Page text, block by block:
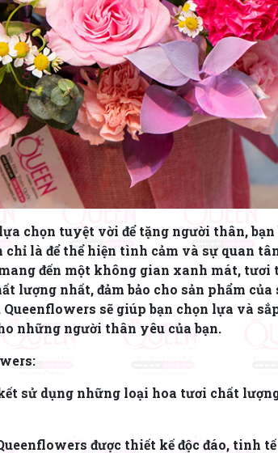
chọn tuyệt vời để tặng người thân,
là để thể hiện tình cảm và sự quan
đến một không gian xanh mát, tươi
lượng nhất, đảm bảo cho sản phẩm
sẽ giúp bạn chọn lựa và
những người thân yêu của bạn.
sử dụng những loại hoa tươi chất
được thiết kế độc đáo, tinh